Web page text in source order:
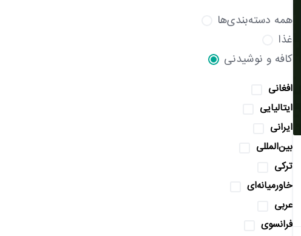
همه دسته‌بندی‌ها
غذا
کافه و نوشیدنی
افغانی
ایتالیایی
ایرانی
بین‌المللی
ترکی
خاورمیانه‌ای
عربی
فرانسوی